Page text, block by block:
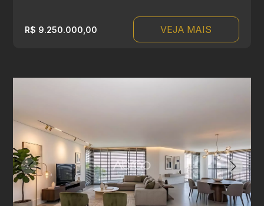
R$ 9.250.000,00 VEJA MAIS